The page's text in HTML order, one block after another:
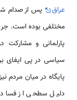
عراق
پس از صدام
مختلفی بوده است.
پارلمانی و
سیاسی در پی ایفای
پایگاه در میان مردم
دلیل سطحی از فساد و